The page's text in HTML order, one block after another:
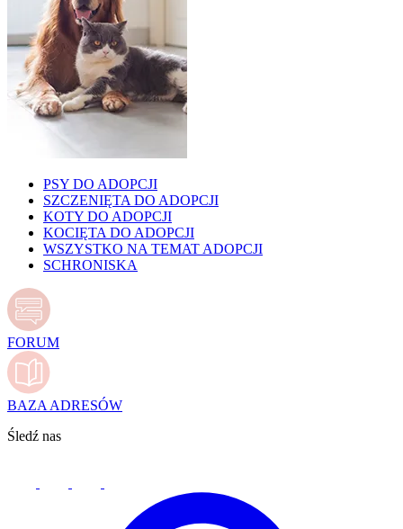
PSY DO ADOPCJI
SZCZENIĘTA DO ADOPCJI
KOTY DO ADOPCJI
KOCIĘTA DO ADOPCJI
WSZYSTKO NA TEMAT ADOPCJI
SCHRONISKA
FORUM
BAZA ADRESÓW
Śledź nas